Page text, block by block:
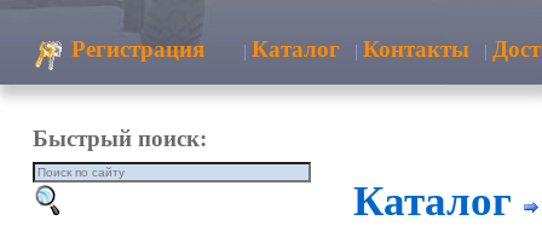
Регистрация | Каталог | Контакты |
Быстрый поиск:
Каталог